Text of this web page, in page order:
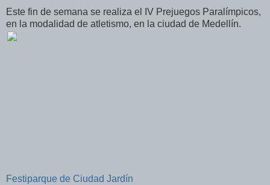
Este fin de semana se realiza el IV Prejuegos Paralímpicos,
en la modalidad de atletismo, en la ciudad de Medellín.
Festiparque de Ciudad Jardín